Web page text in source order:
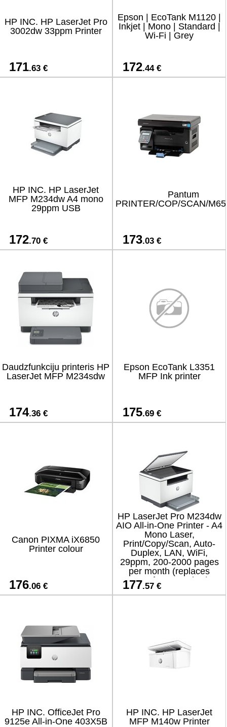
HP INC. HP LaserJet Pro
3002dw 33ppm Printer
171.63 €
Epson | EcoTank M1120 |
Inkjet | Mono | Standard |
Wi-Fi | Grey
172.44 €
HP INC. HP LaserJet
MFP M234dw A4 mono
29ppm USB
172.70 €
Pantum
PRINTER/COP/SCAN/
173.03 €
Daudzfunkciju printeris HP
LaserJet MFP M234sdw
174.36 €
Epson EcoTank L3351
MFP Ink printer
175.69 €
Canon PIXMA iX6850
Printer colour
176.06 €
HP LaserJet Pro M234dw
AIO All-in-One Printer - A4
Mono Laser,
Print/Copy/Scan, Auto-
Duplex, LAN, WiFi,
29ppm, 200-2000 pages
per month (replaces
M130fw, M234dwe)
177.57 €
HP INC. OfficeJet Pro
9125e All-in-One 403X5B
HP INC. HP LaserJet
MFP M140w Printer